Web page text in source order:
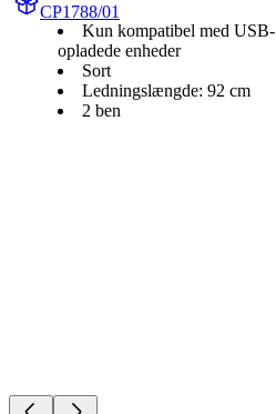
CP1788/01
Kun kompatibel med USB-
opladede enheder
Sort
Ledningslængde: 92 cm
2 ben